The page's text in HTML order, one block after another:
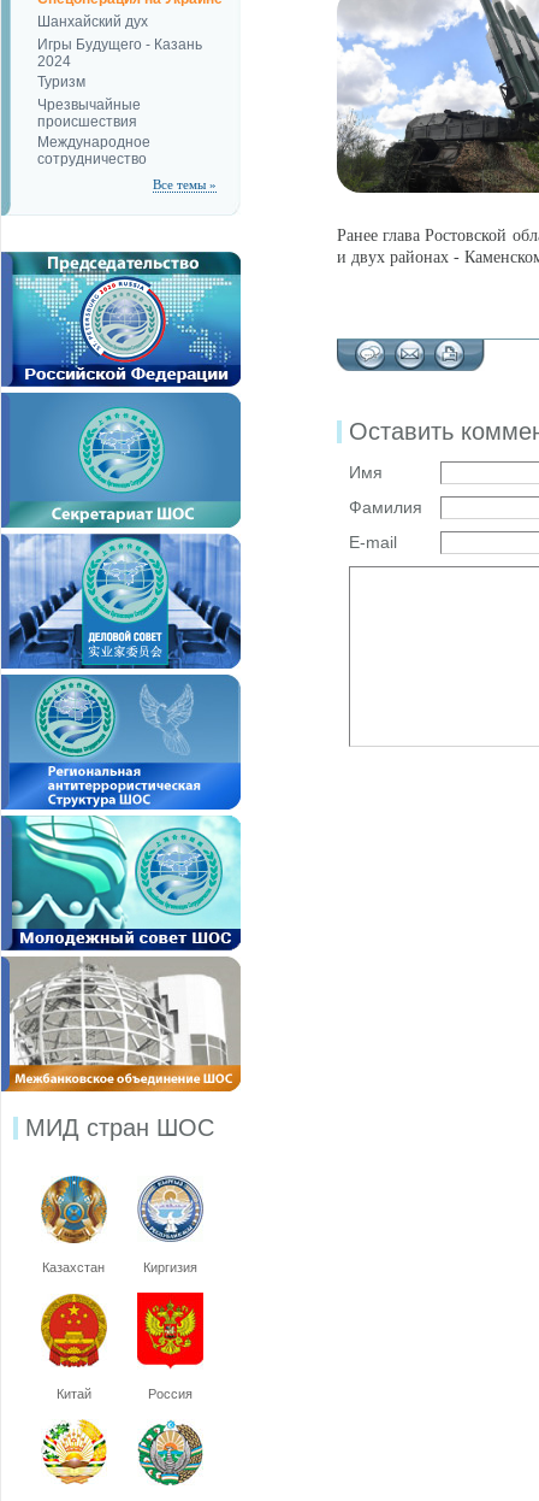
Шанхайский дух
Игры Будущего - Казань
2024
Туризм
Чрезвычайные
происшествия
Международное
сотрудничество
Все темы »
МИД стран ШОС
Казахстан Киргизия
Китай Россия
Ранее глава Ростовской
и двух районах -
Оставить
Имя
Фамилия
E-mail